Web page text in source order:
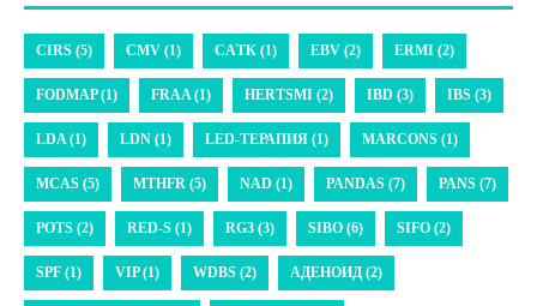
CIRS (5) CMV (1) CАTК (1) EBV (2) ERMI (2)
FODMAP (1) FRAA (1) HERTSMI (2) IBD (3) IBS (3)
LDA (1) LDN (1) LED-ТЕРАПИЯ (1) MARCONS (1)
MCAS (5) MTHFR (5) NAD (1) PANDAS (7) PANS (7)
POTS (2) RED-S (1) RG3 (3) SIBO (6) SIFO (2)
SPF (1) VIP (1) WDBS (2) АДЕНОИД (2)